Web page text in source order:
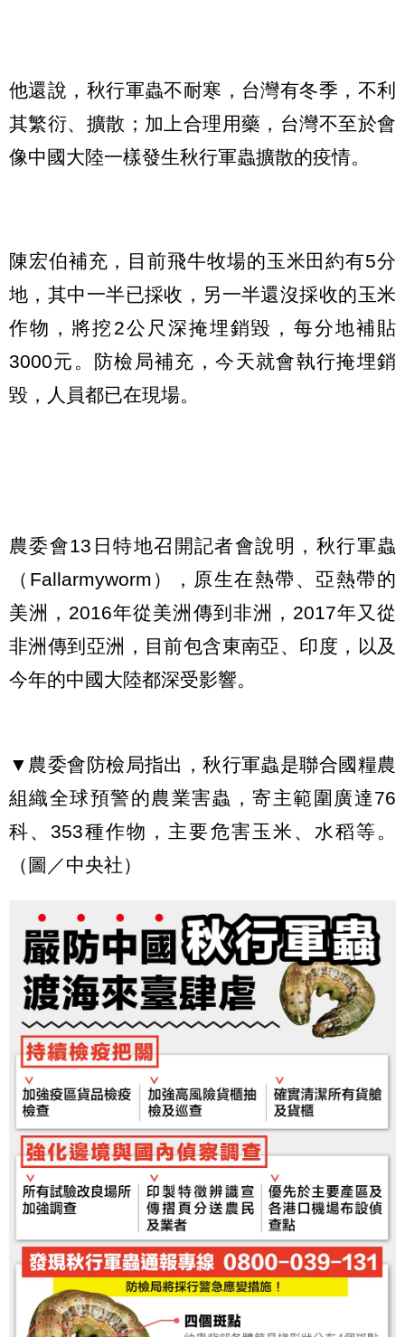
他還說，秋行軍蟲不耐寒，台灣有冬季，不利
其繁衍、擴散；加上合理用藥，台灣不至於會
像中國大陸一樣發生秋行軍蟲擴散的疫情。
陳宏伯補充，目前飛牛牧場的玉米田約有5分
地，其中一半已採收，另一半還沒採收的玉米
作物，將挖2公尺深掩埋銷毀，每分地補貼
3000元。防檢局補充，今天就會執行掩埋銷
毀，人員都已在現場。
農委會13日特地召開記者會說明，秋行軍蟲
（Fallarmyworm），原生在熱帶、亞熱帶的
美洲，2016年從美洲傳到非洲，2017年又從
非洲傳到亞洲，目前包含東南亞、印度，以及
今年的中國大陸都深受影響。
▼農委會防檢局指出，秋行軍蟲是聯合國糧農
組織全球預警的農業害蟲，寄主範圍廣達76
科、353種作物，主要危害玉米、水稻等。
（圖／中央社）